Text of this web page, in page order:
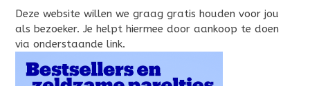
Deze website willen we graag gratis houden voor jou
als bezoeker. Je helpt hiermee door aankoop te doen
via onderstaande link.